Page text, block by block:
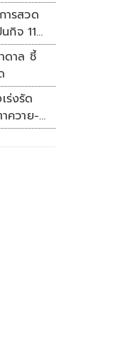
ารสวด
กิจ 11
ดาล ชี้
ร่งรัด
ควาย-